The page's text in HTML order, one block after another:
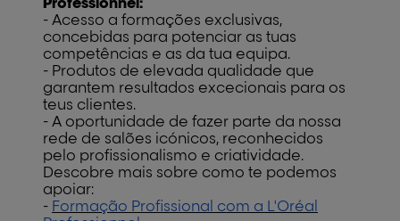
- Acesso a formações exclusivas,
concebidas para potenciar as tuas
competências e as da tua equipa.
- Produtos de elevada qualidade que
garantem resultados excecionais para os
teus clientes.
- A oportunidade de fazer parte da nossa
rede de salões icónicos, reconhecidos
pelo profissionalismo e criatividade.
Descobre mais sobre como te podemos
apoiar:
- Formação Profissional com a L'Oréal